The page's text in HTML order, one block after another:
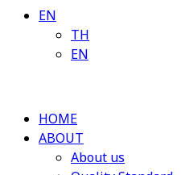
EN
TH
EN
HOME
ABOUT
About us